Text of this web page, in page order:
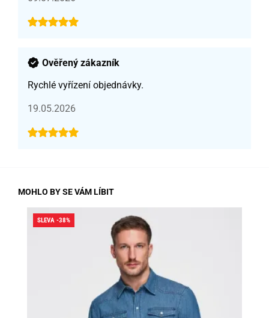
Ověřený zákazník
Rychlé vyřízení objednávky.
19.05.2026
MOHLO BY SE VÁM LÍBIT
SLEVA -38%